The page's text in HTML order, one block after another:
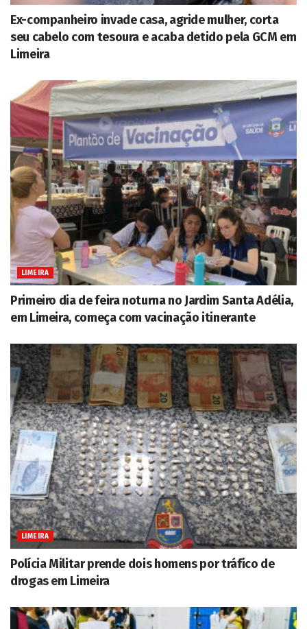
Ex-companheiro invade casa, agride mulher, corta
seu cabelo com tesoura e acaba detido pela GCM em
Limeira
LIMEIRA
Primeiro dia de feira noturna no Jardim Santa Adélia,
em Limeira, começa com vacinação itinerante
LIMEIRA
Polícia Militar prende dois homens por tráfico de
drogas em Limeira